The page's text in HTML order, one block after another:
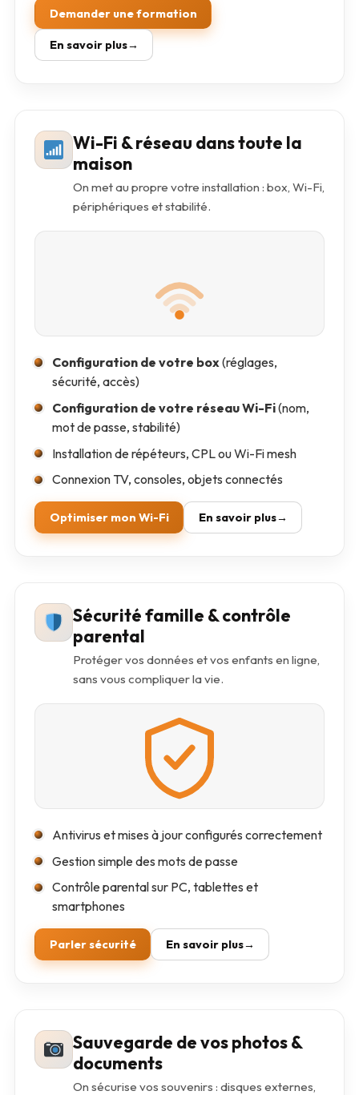
Demander une formation
En savoir plus
Wi-Fi & réseau dans toute la
maison
On met au propre votre installation : box, Wi-Fi,
périphériques et stabilité.
Configuration de votre box (réglages,
sécurité, accès)
Configuration de votre réseau Wi-Fi(nom,
mot de passe, stabilité)
Installation de répéteurs, CPL ou Wi-Fi mesh
Connexion TV, consoles, objets connectés
Optimiser mon Wi-Fi En savoir plus
Sécurité famille & contrôle
parental
Protéger vos données et vos enfants en ligne,
sans vous compliquer la vie.
Antivirus et mises à jour configurés correctement
Gestion simple des mots de passe
Contrôle parental sur PC, tablettes et
smartphones
Parler sécurité En savoir plus
Sauvegarde de vos photos &
documents
On sécurise vos souvenirs : disques externes,